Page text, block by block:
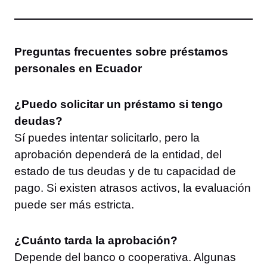
Preguntas frecuentes sobre préstamos
personales en Ecuador
¿Puedo solicitar un préstamo si tengo
deudas?
Sí puedes intentar solicitarlo, pero la
aprobación dependerá de la entidad, del
estado de tus deudas y de tu capacidad de
pago. Si existen atrasos activos, la evaluación
puede ser más estricta.
¿Cuánto tarda la aprobación?
Depende del banco o cooperativa. Algunas